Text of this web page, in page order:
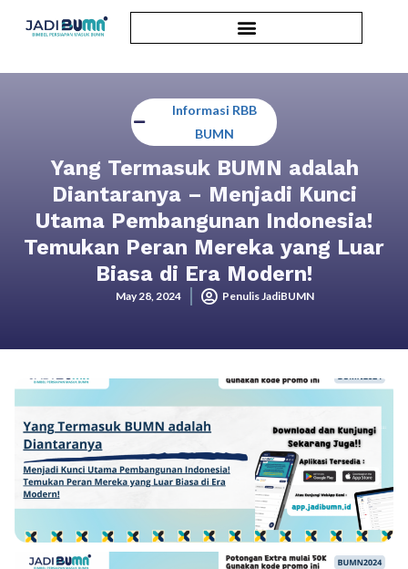
Informasi RBB
BUMN
Yang Termasuk BUMN adalah
Diantaranya – Menjadi Kunci
Utama Pembangunan Indonesia!
Temukan Peran Mereka yang Luar
Biasa di Era Modern!
May 28, 2024 Penulis JadiBUMN